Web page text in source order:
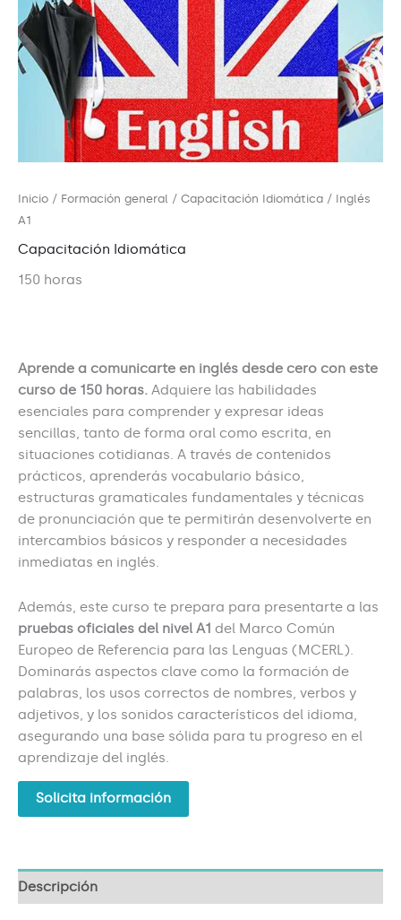
Inicio / Formación general / Capacitación Idiomática / Inglés
A1
Capacitación Idiomática
150 horas
Aprende a comunicarte en inglés desde cero con este
curso de 150 horas. Adquiere las habilidades
esenciales para comprender y expresar ideas
sencillas, tanto de forma oral como escrita, en
situaciones cotidianas. A través de contenidos
prácticos, aprenderás vocabulario básico,
estructuras gramaticales fundamentales y técnicas
de pronunciación que te permitirán desenvolverte en
intercambios básicos y responder a necesidades
inmediatas en inglés.
Además, este curso te prepara para presentarte a las
pruebas oficiales del nivel A1 del Marco Común
Europeo de Referencia para las Lenguas (MCERL).
Dominarás aspectos clave como la formación de
palabras, los usos correctos de nombres, verbos y
adjetivos, y los sonidos característicos del idioma,
asegurando una base sólida para tu progreso en el
aprendizaje del inglés.
Solicita información
Descripción